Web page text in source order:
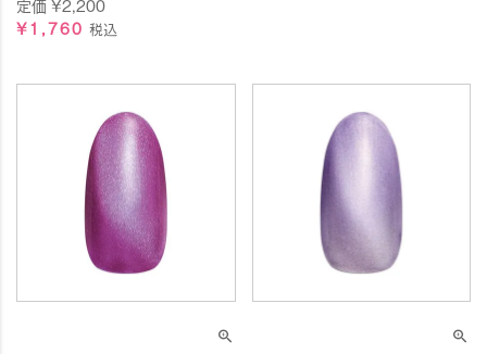
¥1,760 税込